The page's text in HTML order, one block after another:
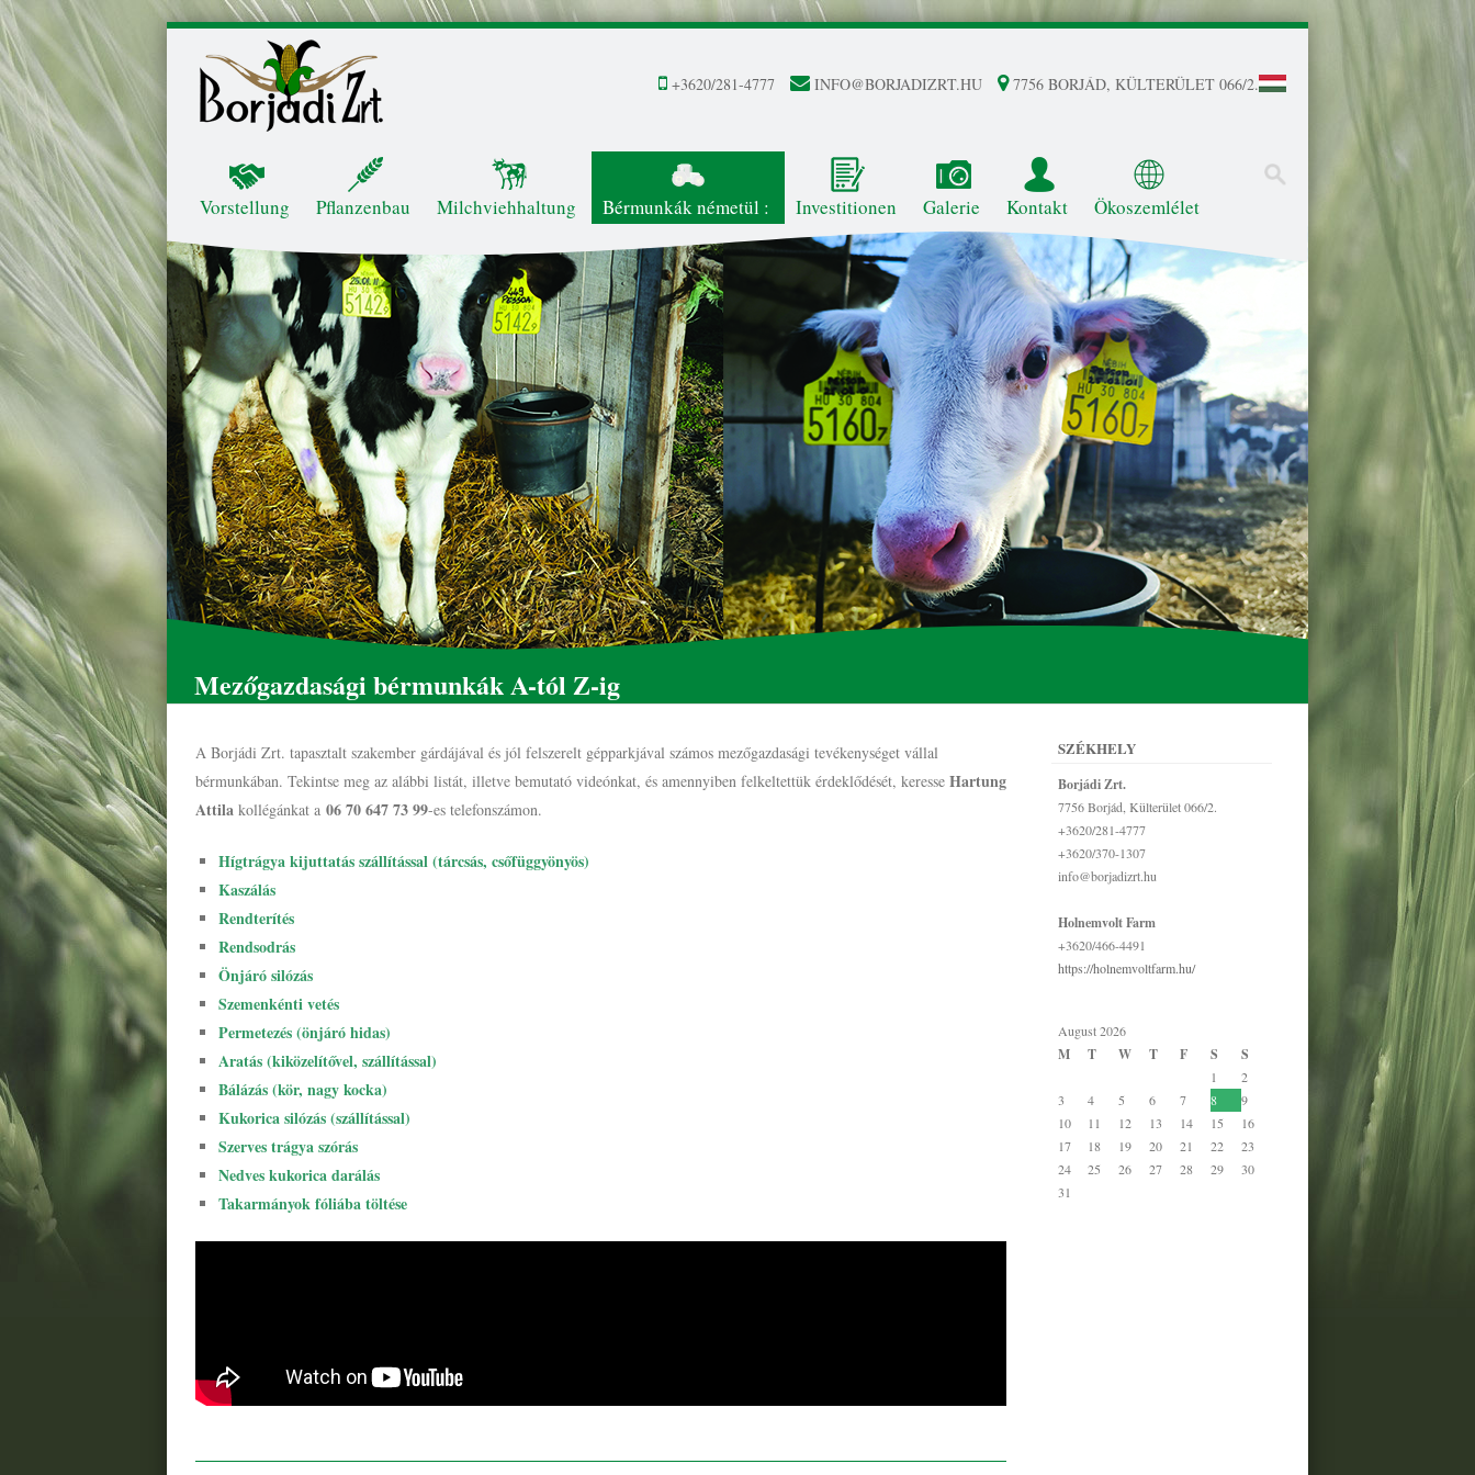
+3620/281-4777 INFO@BORJADIZRT.HU 7756 BORJÁD, KÜLTERÜLET 066/2.
Menu
Skip to content
Vorstellung Pflanzenbau Milchviehhaltung Bérmunkák németül : Investitionen Galerie Kontakt Ökoszemlélet
Mezőgazdasági bérmunkák A-tól Z-ig
A Borjádi Zrt. tapasztalt szakember gárdájával és jól felszerelt gépparkjával számos mezőgazdasági tevékenységet vállal
bérmunkában. Tekintse meg az alábbi listát, illetve bemutató videónkat, és amennyiben felkeltettük érdeklődését, keresse Hartung
Attila kollégánkat a 06 70 647 73 99-es telefonszámon.
Hígtrágya kijuttatás szállítással (tárcsás, csőfüggyönyös)
Kaszálás
Rendterítés
Rendsodrás
Önjáró silózás
Szemenkénti vetés
Permetezés (önjáró hidas)
Aratás (kiközelítővel, szállítással)
Bálázás (kör, nagy kocka)
Kukorica silózás (szállítással)
Szerves trágya szórás
Nedves kukorica darálás
Takarmányok fóliába töltése
SZÉKHELY
Borjádi Zrt.
7756 Borjád, Külterület 066/2.
+3620/281-4777
+3620/370-1307
info@borjadizrt.hu
Holnemvolt Farm
+3620/466-4491
https://holnemvoltfarm.hu/
August 2026
M T W T F S S
1
2
3
4 5 6 7 8
9
10
11 12 13 14 15
16
17
18 19 20 21 22
23
24
25 26 27 28 29
30
31